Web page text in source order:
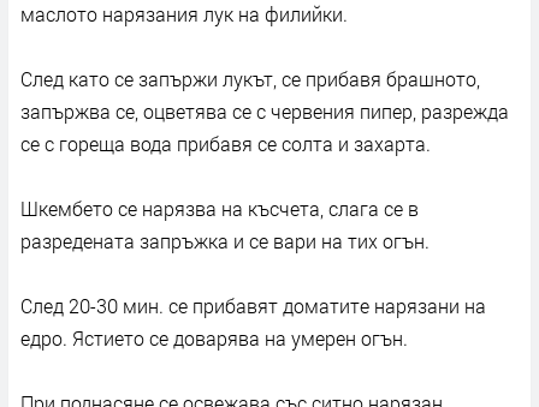
маслото нарязания лук на филийки.
След като се запържи лукът, се прибавя брашното,
запържва се, оцветява се с червения пипер, разрежда
се с гореща вода прибавя се солта и захарта.
Шкембето се нарязва на късчета, слага се в
разредената запръжка и се вари на тих огън.
След 20-30 мин. се прибавят доматите нарязани на
едро. Ястието се доварява на умерен огън.